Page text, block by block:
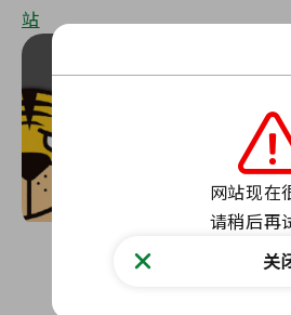
站
访问
网站现在
请稍后再
关